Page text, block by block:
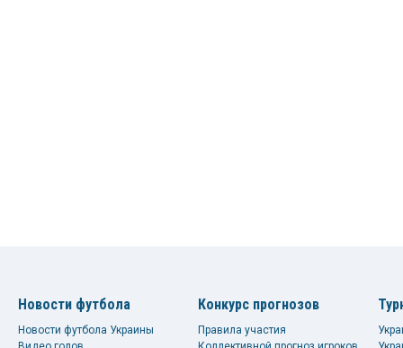
Новости футбола
Новости футбола Украины
Конкурс прогнозов
Правила участия